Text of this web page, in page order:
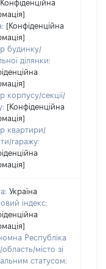
[Конфіденційна
будинку/
ділянки:
корпусу/секції/
[Конфіденційна
квартири/
гаражу:
Україна
індекс:
Республіка
місто зі
статусом: